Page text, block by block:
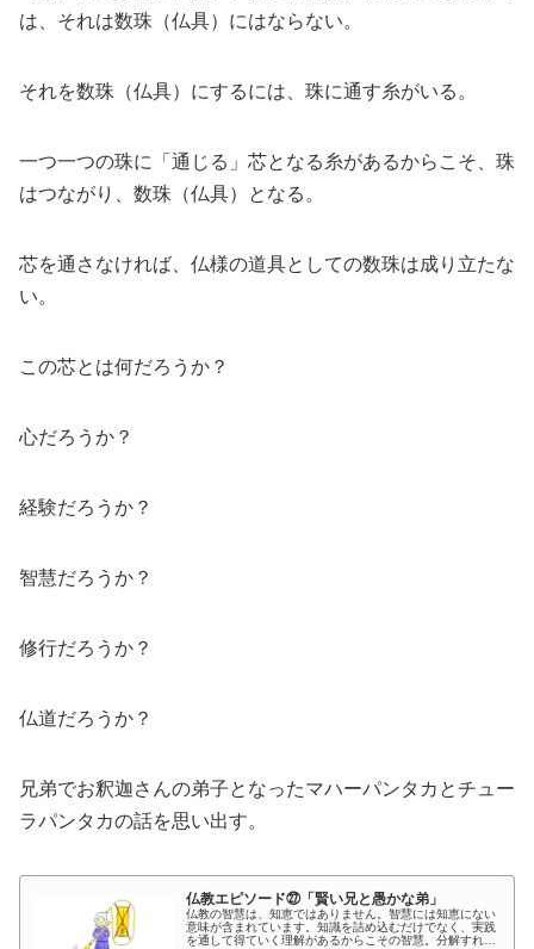
は、それは数珠（仏具）にはならない。
それを数珠（仏具）にするには、珠に通す糸がいる。
一つ一つの珠に「通じる」芯となる糸があるからこそ、珠
はつながり、数珠（仏具）となる。
芯を通さなければ、仏様の道具としての数珠は成り立たな
い。
この芯とは何だろうか？
心だろうか？
経験だろうか？
智慧だろうか？
修行だろうか？
仏道だろうか？
兄弟でお釈迦さんの弟子となったマハーパンタカとチュー
ラパンタカの話を思い出す。
仏教エピソード㉗「賢い兄と愚かな弟」
仏教の智慧は、知恵ではありません。智慧には知恵にない
意味が含まれています。知識を詰め込むだけでなく、実践
を通して得ていく理解があるからこその智慧。分解すれば